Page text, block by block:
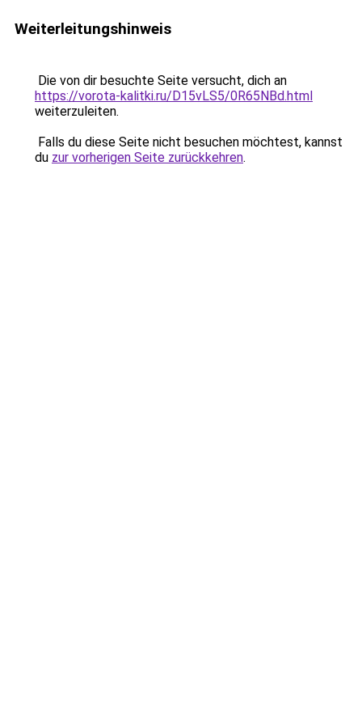
Weiterleitungshinweis
Die von dir besuchte Seite versucht, dich an
https://vorota-kalitki.ru/D15vLS5/0R65NBd.html
weiterzuleiten.
Falls du diese Seite nicht besuchen möchtest, kannst
du zur vorherigen Seite zurückkehren.